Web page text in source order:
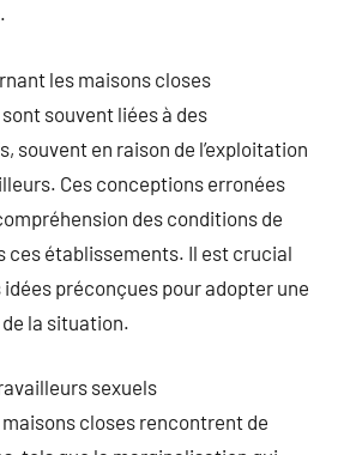
les maisons closes
souvent liées à des
souvent en raison de l’exploitation
Ces conceptions erronées
des conditions de
ces établissements. Il est crucial
préconçues pour adopter une
la situation.
sexuels
closes rencontrent de